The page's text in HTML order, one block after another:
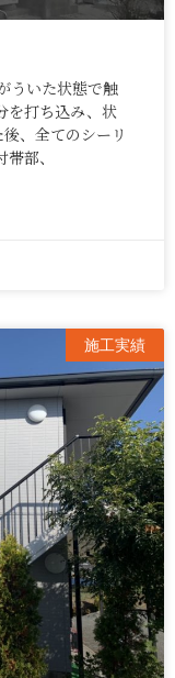
ういた状態で触
を打ち込み、状
、全てのシーリ
部、
施工実績